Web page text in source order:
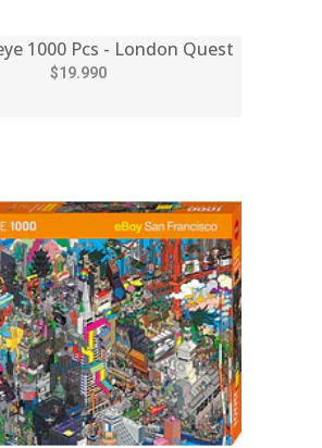
1000 Pcs - London Quest
$19.990